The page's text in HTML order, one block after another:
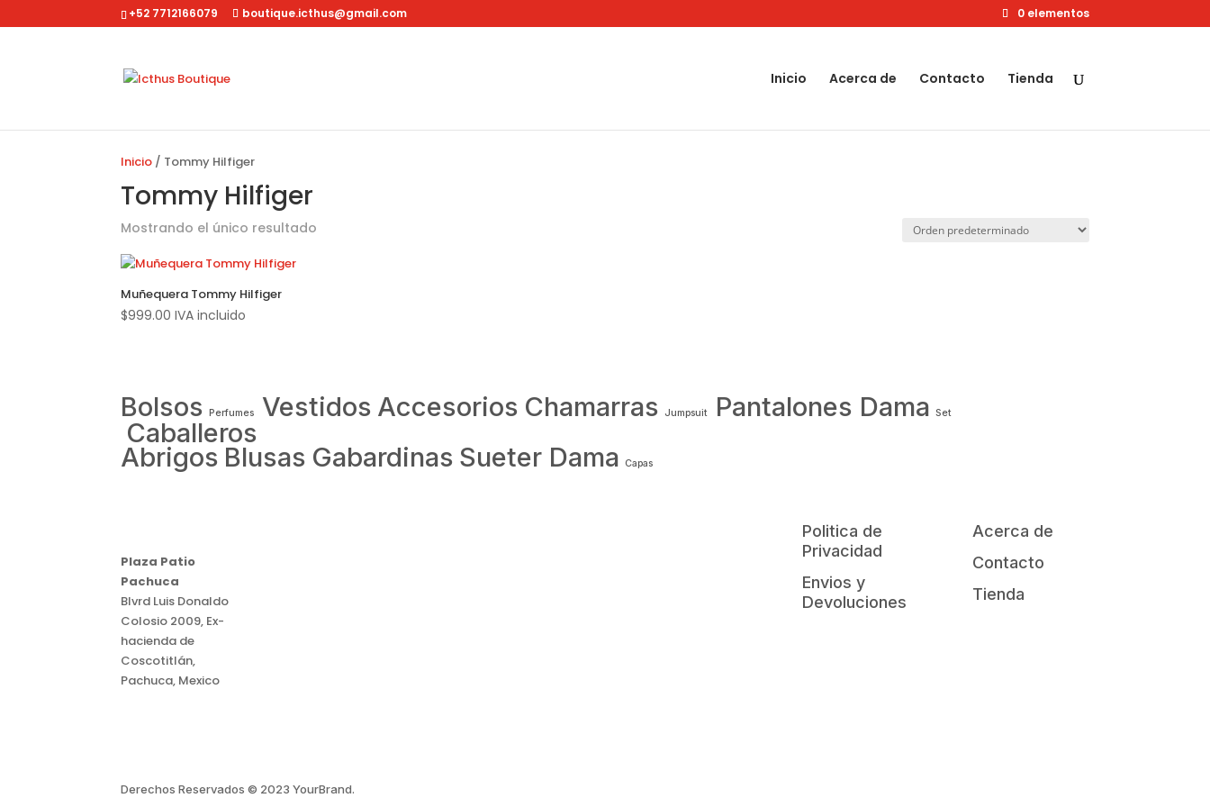
+52 7712166079 boutique.icthus@gmail.com 0 elementos
Inicio Acerca de Contacto Tienda
Inicio / Tommy Hilfiger
Tommy Hilfiger
Mostrando el único resultado
Muñequera Tommy Hilfiger
$999.00 IVA incluido
Bolsos Perfumes Vestidos Accesorios Chamarras Jumpsuit Pantalones Dama Set
Caballeros
Abrigos Blusas Gabardinas Sueter Dama Capas
Plaza Patio
Pachuca
Blvrd Luis Donaldo
Colosio 2009, Ex-
hacienda de
Coscotitlán,
Pachuca, Mexico
Politica de
Privacidad
Envios y
Devoluciones
Acerca de
Contacto
Tienda
Derechos Reservados © 2023 YourBrand.